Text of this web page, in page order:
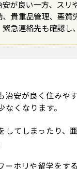
が良い一方、スリ
貴重品管理、悪質
急連絡先も確認し
治安が良く住みや
くなります。
してしまったり、
ーホリや留学をす